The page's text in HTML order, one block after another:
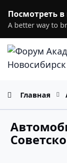
Посмотреть
A better way to
Главная